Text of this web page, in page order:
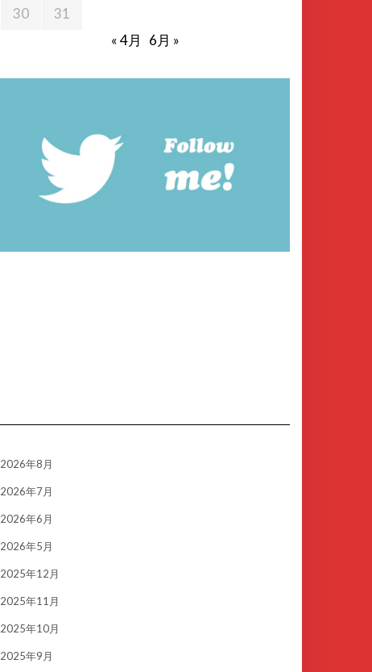
30
31
« 4月
6月 »
2026年8月
2026年7月
2026年6月
2026年5月
2025年12月
2025年11月
2025年10月
2025年9月